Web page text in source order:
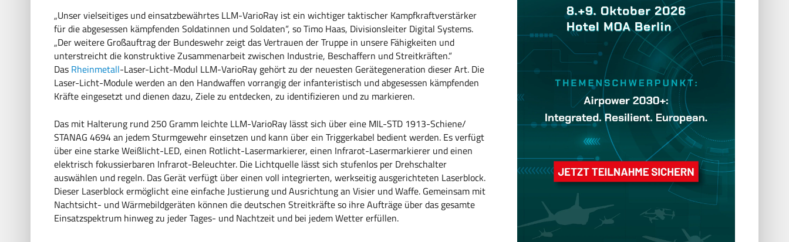
„Unser vielseitiges und einsatzbewährtes LLM-VarioRay ist ein wichtiger taktischer Kampfkraftverstärker
für die abgesessen kämpfenden Soldatinnen und Soldaten“, so Timo Haas, Divisionsleiter Digital Systems.
„Der weitere Großauftrag der Bundeswehr zeigt das Vertrauen der Truppe in unsere Fähigkeiten und
unterstreicht die konstruktive Zusammenarbeit zwischen Industrie, Beschaffern und Streitkräften.“
Das Rheinmetall-Laser-Licht-Modul LLM-VarioRay gehört zu der neuesten Gerätegeneration dieser Art. Die
Laser-Licht-Module werden an den Handwaffen vorrangig der infanteristisch und abgesessen kämpfenden
Kräfte eingesetzt und dienen dazu, Ziele zu entdecken, zu identifizieren und zu markieren.
Das mit Halterung rund 250 Gramm leichte LLM-VarioRay lässt sich über eine MIL-STD 1913-Schiene/
STANAG 4694 an jedem Sturmgewehr einsetzen und kann über ein Triggerkabel bedient werden. Es verfügt
über eine starke Weißlicht-LED, einen Rotlicht-Lasermarkierer, einen Infrarot-Lasermarkierer und einen
elektrisch fokussierbaren Infrarot-Beleuchter. Die Lichtquelle lässt sich stufenlos per Drehschalter
auswählen und regeln. Das Gerät verfügt über einen voll integrierten, werkseitig ausgerichteten Laserblock.
Dieser Laserblock ermöglicht eine einfache Justierung und Ausrichtung an Visier und Waffe. Gemeinsam mit
Nachtsicht- und Wärmebildgeräten können die deutschen Streitkräfte so ihre Aufträge über das gesamte
Einsatzspektrum hinweg zu jeder Tages- und Nachtzeit und bei jedem Wetter erfüllen.